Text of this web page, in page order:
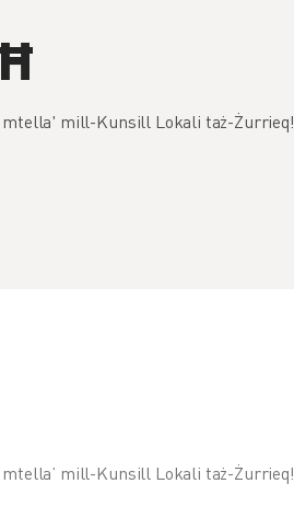
mill-Kunsill Lokali taż-Żurrieq!
mill-Kunsill Lokali taż-Żurrieq!